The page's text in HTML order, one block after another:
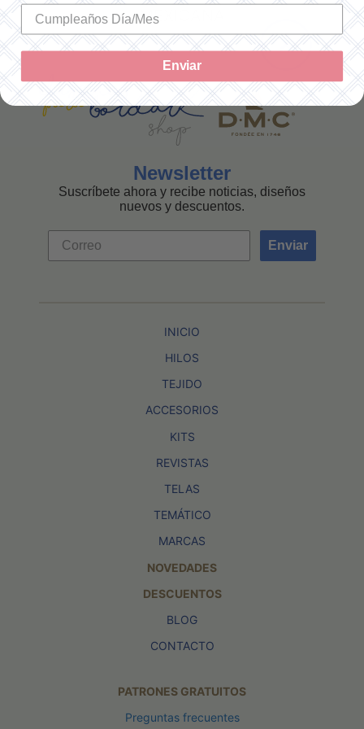
MEXICANA
Newsletter
Suscríbete ahora y recibe noticias, diseños
nuevos y descuentos.
Enviar
INICIO
HILOS
TEJIDO
ACCESORIOS
KITS
REVISTAS
TELAS
TEMÁTICO
MARCAS
NOVEDADES
DESCUENTOS
BLOG
CONTACTO
PATRONES GRATUITOS
Preguntas frecuentes
Enviar